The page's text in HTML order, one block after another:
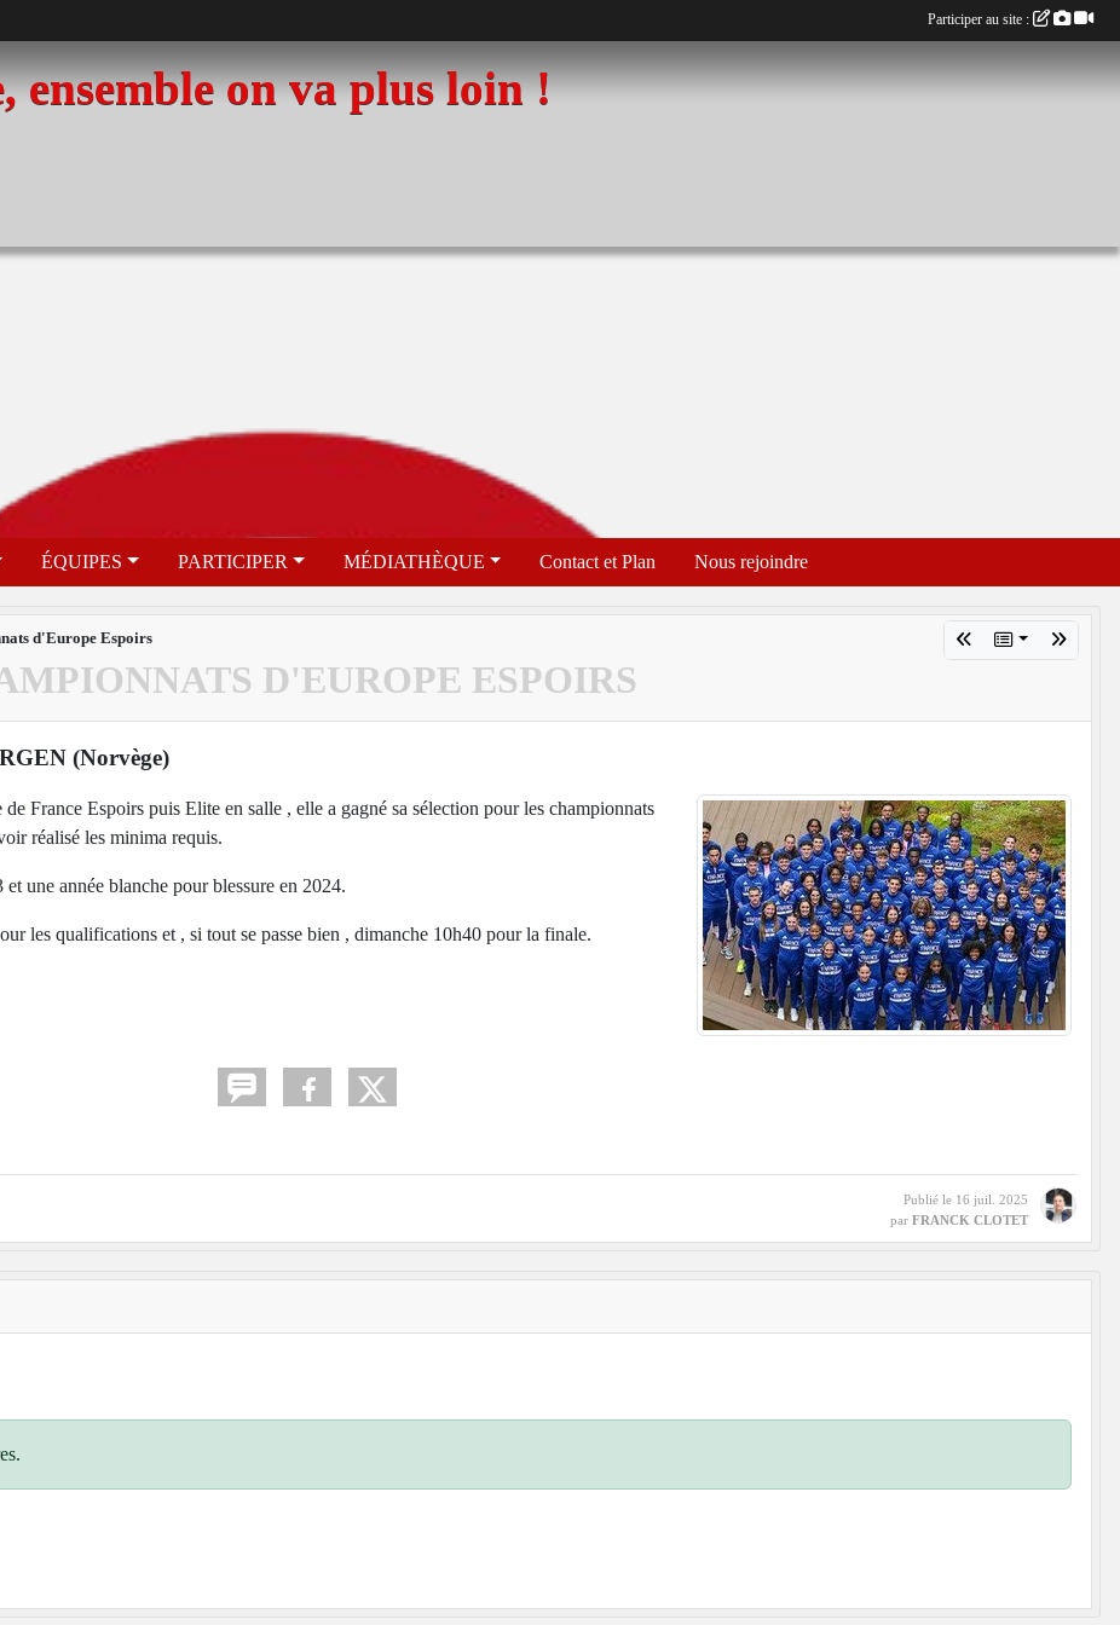
ensemble on va plus loin !
ÉQUIPES PARTICIPER MÉDIATHÈQUE Contact et Plan Nous rejoindre
d'Europe Espoirs
D'EUROPE ESPOIRS
(Norvège)
France Espoirs puis Elite en salle , elle a gagné sa sélection pour les championnats
réalisé les minima requis.
une année blanche pour blessure en 2024.
les qualifications et , si tout se passe bien , dimanche 10h40 pour la finale.
Publié le 16 juil. 2025
par FRANCK CLOTET
Participer au site :